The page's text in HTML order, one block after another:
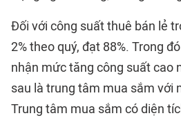
Đối với công suất thuê bán lẻ
2% theo quý, đạt 88%. Trong
nhận mức tăng công suất cao
sau là trung tâm mua sắm với
Trung tâm mua sắm có diện